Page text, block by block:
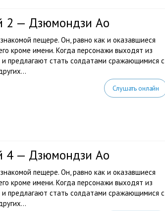
2 — Дзюмондзи Ао
пещере. Он, равно как и оказавшиеся
кроме имени. Когда персонажи выходят из
предлагают стать солдатами сражающимися с
Слушать онлайн
4 — Дзюмондзи Ао
пещере. Он, равно как и оказавшиеся
кроме имени. Когда персонажи выходят из
предлагают стать солдатами сражающимися с